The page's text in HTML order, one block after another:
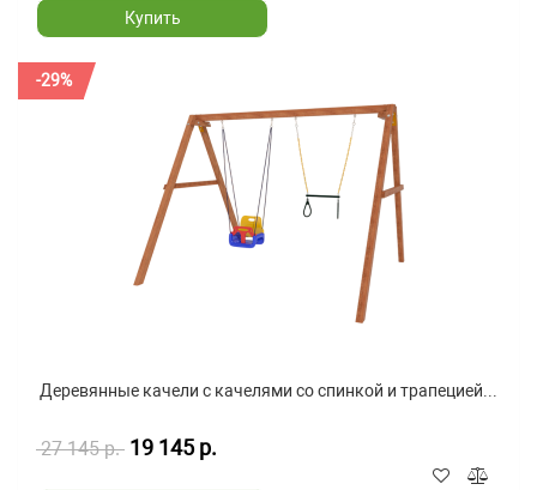
Купить
-29%
Деревянные качели с качелями со спинкой и трапецией...
27 145 р. 19 145 р.